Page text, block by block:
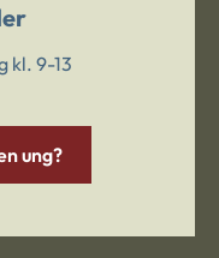
kl. 9-13
ung?